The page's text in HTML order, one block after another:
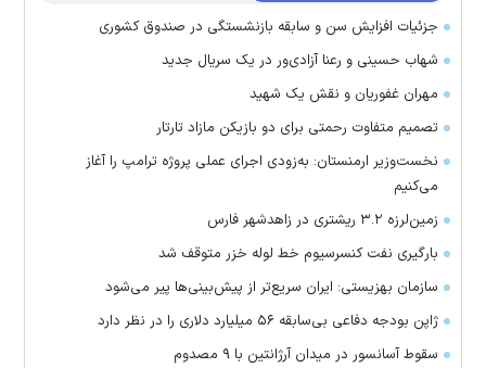
جزئیات افزایش سن و سابقه بازنشستگی در صندوق کشوری
شهاب حسینی و رعنا آزادی‌ور در یک سریال جدید
مهران غفوریان و نقش یک شهید
تصمیم متفاوت رحمتی برای دو بازیکن مازاد تارتار
نخست‌وزیر ارمنستان: به‌زودی اجرای عملی پروژه ترامپ را آغاز
می‌کنیم
زمین‌لرزه ۳.۲ ریشتری در زاهدشهر فارس
بارگیری نفت کنسرسیوم خط لوله خزر متوقف شد
سازمان بهزیستی: ایران سریع‌تر از پیش‌بینی‌ها پیر می‌شود
ژاپن بودجه دفاعی بی‌سابقه ۵۶ میلیارد دلاری را در نظر دارد
سقوط آسانسور در میدان آرژانتین با ۹ مصدوم